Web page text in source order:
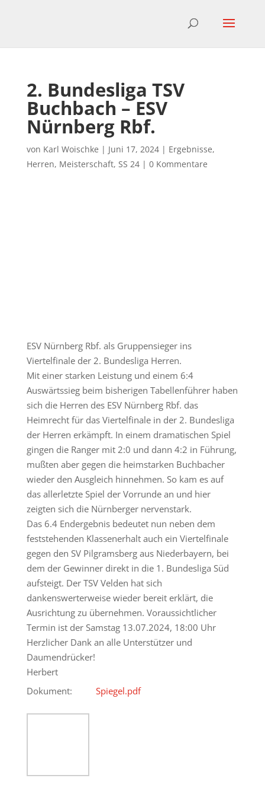
2. Bundesliga TSV
Buchbach – ESV
Nürnberg Rbf.
von Karl Woischke | Juni 17, 2024| Ergebnisse,
Herren, Meisterschaft, SS 24| 0 Kommentare
ESV Nürnberg Rbf. als Gruppensieger ins
Viertelfinale der 2. Bundesliga Herren.
Mit einer starken Leistung und einem 6:4
Auswärtssieg beim bisherigen Tabellenführer haben
sich die Herren des ESV Nürnberg Rbf. das
Heimrecht für das Viertelfinale in der 2. Bundesliga
der Herren erkämpft. In einem dramatischen Spiel
gingen die Ranger mit 2:0 und dann 4:2 in Führung,
mußten aber gegen die heimstarken Buchbacher
wieder den Ausgleich hinnehmen. So kam es auf
das allerletzte Spiel der Vorrunde an und hier
zeigten sich die Nürnberger nervenstark.
Das 6.4 Endergebnis bedeutet nun neben dem
feststehenden Klassenerhalt auch ein Viertelfinale
gegen den SV Pilgramsberg aus Niederbayern, bei
dem der Gewinner direkt in die 1. Bundesliga Süd
aufsteigt. Der TSV Velden hat sich
dankenswerterweise wieder bereit erklärt, die
Ausrichtung zu übernehmen. Voraussichtlicher
Termin ist der Samstag 13.07.2024, 18:00 Uhr
Herzlicher Dank an alle Unterstützer und
Daumendrücker!
Herbert
Dokument:
Spiegel.pdf